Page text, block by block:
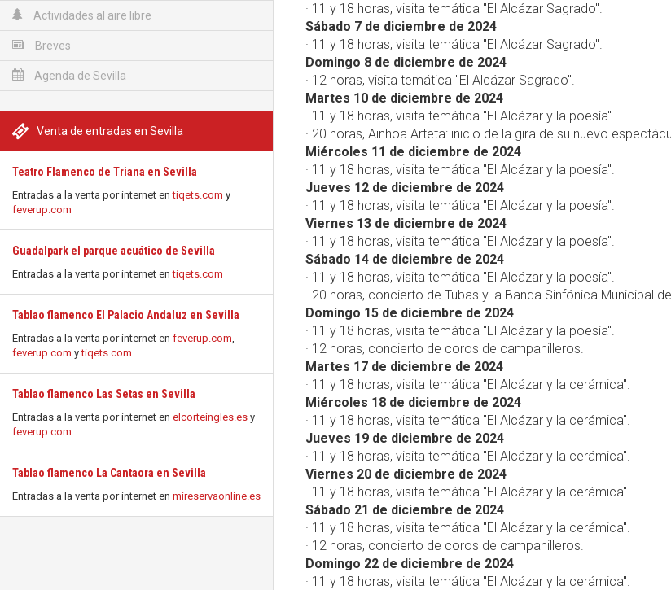
Actividades al aire libre
Breves
Agenda de Sevilla
Venta de entradas en Sevilla
Teatro Flamenco de Triana en Sevilla
Entradas a la venta por internet entiqets.com y
feverup.com
Guadalpark el parque acuático de Sevilla
Entradas a la venta por internet entiqets.com
Tablao flamenco El Palacio Andaluz en Sevilla
Entradas a la venta por internet en feverup.com,
feverup.com ytiqets.com
Tablao flamenco Las Setas en Sevilla
Entradas a la venta por internet en elcorteingles.es y
feverup.com
Tablao flamenco La Cantaora en Sevilla
Entradas a la venta por internet en mireservaonline.es
· 11 y 18 horas, visita temática "El Alcázar Sagrado".
Sábado 7 de diciembre de 2024
· 11 y 18 horas, visita temática "El Alcázar Sagrado".
Domingo 8 de diciembre de 2024
· 12 horas, visita temática "El Alcázar Sagrado".
Martes 10 de diciembre de 2024
· 11 y 18 horas, visita temática "El Alcázar y la poesía".
· 20 horas, Ainhoa Arteta: inicio de la gira de su nuevo
Miércoles 11 de diciembre de 2024
· 11 y 18 horas, visita temática "El Alcázar y la poesía".
Jueves 12 de diciembre de 2024
· 11 y 18 horas, visita temática "El Alcázar y la poesía".
Viernes 13 de diciembre de 2024
· 11 y 18 horas, visita temática "El Alcázar y la poesía".
Sábado 14 de diciembre de 2024
· 11 y 18 horas, visita temática "El Alcázar y la poesía".
· 20 horas, concierto de Tubas y la Banda Sinfónica Municipal
Domingo 15 de diciembre de 2024
· 11 y 18 horas, visita temática "El Alcázar y la poesía".
· 12 horas, concierto de coros de campanilleros.
Martes 17 de diciembre de 2024
· 11 y 18 horas, visita temática "El Alcázar y la cerámica".
Miércoles 18 de diciembre de 2024
· 11 y 18 horas, visita temática "El Alcázar y la cerámica".
Jueves 19 de diciembre de 2024
· 11 y 18 horas, visita temática "El Alcázar y la cerámica".
Viernes 20 de diciembre de 2024
· 11 y 18 horas, visita temática "El Alcázar y la cerámica".
Sábado 21 de diciembre de 2024
· 11 y 18 horas, visita temática "El Alcázar y la cerámica".
· 12 horas, concierto de coros de campanilleros.
Domingo 22 de diciembre de 2024
· 11 y 18 horas, visita temática "El Alcázar y la cerámica".